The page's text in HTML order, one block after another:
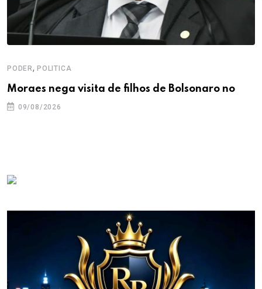
PODER, POLITICA
Moraes nega visita de filhos de Bolsonaro no
09/08/2026